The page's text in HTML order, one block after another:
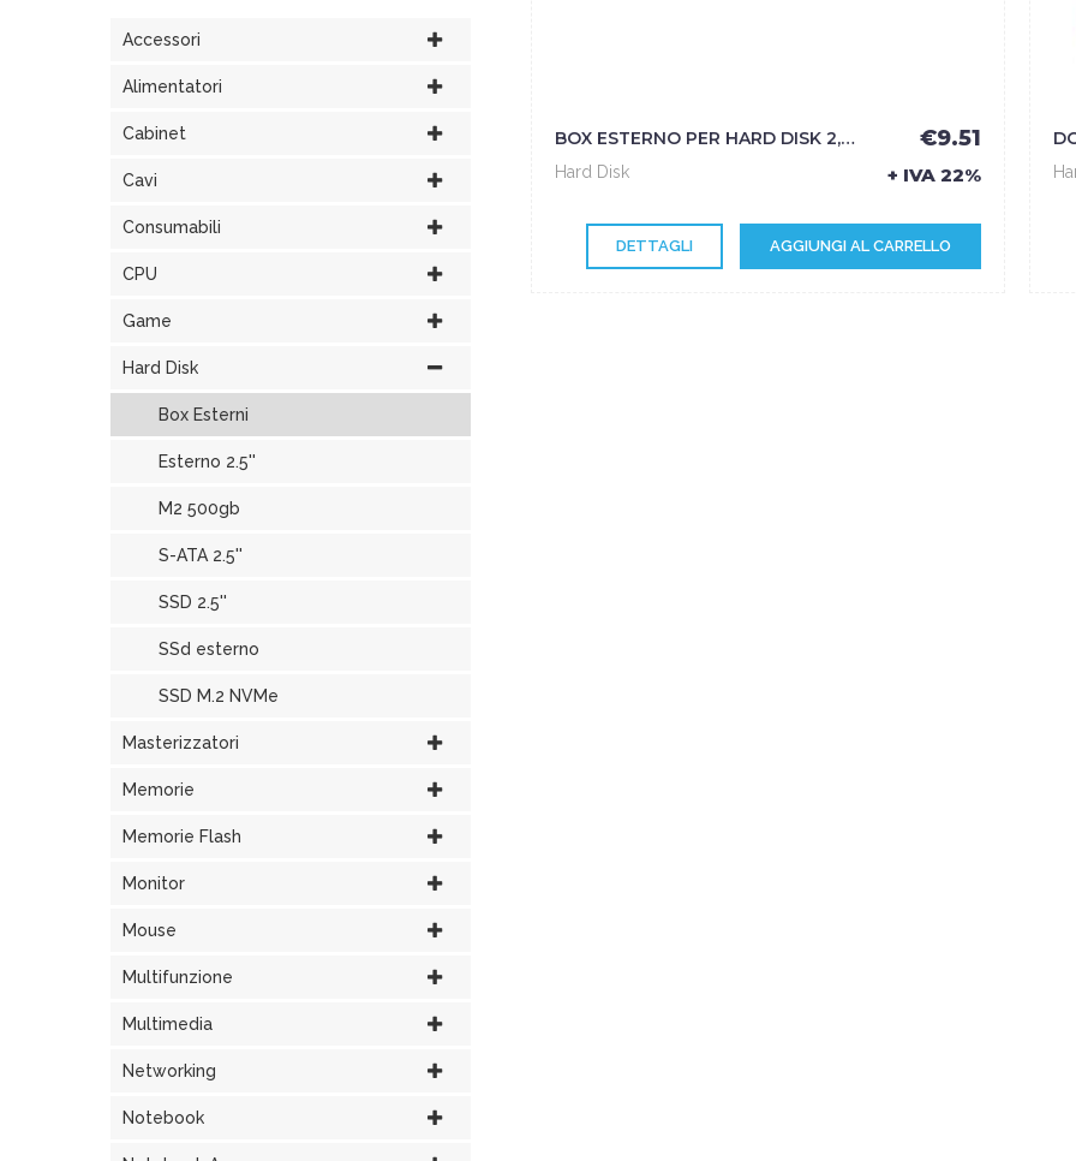
BOX ESTERNO PER HARD DISK 2,5 - ATLANTIS
Hard Disk
€9.51
+ IVA 22%
DETTAGLI AGGIUNGI AL CARRELLO
Accessori
Alimentatori
Cabinet
Cavi
Consumabili
CPU
Game
Hard Disk
Box Esterni
Esterno 2.5''
M2 500gb
S-ATA 2.5''
SSD 2.5''
SSd esterno
SSD M.2 NVMe
Masterizzatori
Memorie
Memorie Flash
Monitor
Mouse
Multifunzione
Multimedia
Networking
Notebook